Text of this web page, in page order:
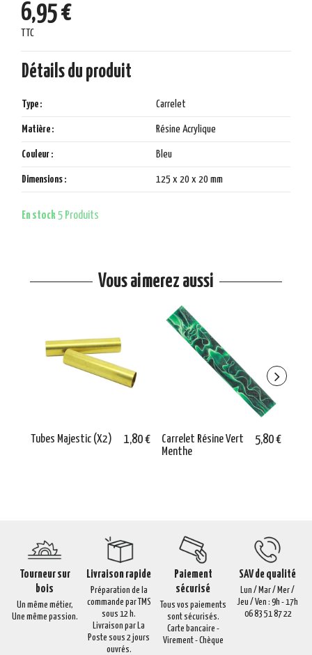
6,95 €
TTC
Détails du produit
Type : Carrelet
Matière : Résine Acrylique
Couleur : Bleu
Dimensions : 125 x 20 x 20 mm
En stock 5 Produits
Vous aimerez aussi
Tubes Majestic (X2) 1,80 €
Carrelet Résine Vert
Menthe
5,80 €
Tourneur sur
bois
Un même métier,
Une même passion.
Livraison rapide
Préparation de la
commande par TMS
sous 12 h.
Livraison par La
Poste sous 2 jours
ouvrés.
Paiement
sécurisé
Tous vos paiements
sont sécurisés.
Carte bancaire -
Virement - Chèque
SAV de qualité
Lun / Mar / Mer /
Jeu / Ven : 9h - 17h
06 83 51 87 22